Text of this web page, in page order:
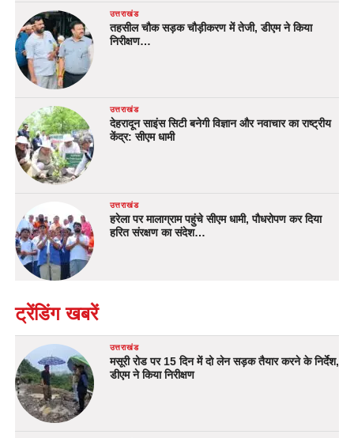
उत्तराखंड
तहसील चौक सड़क चौड़ीकरण में तेजी, डीएम ने किया
निरीक्षण…
उत्तराखंड
देहरादून साइंस सिटी बनेगी विज्ञान और नवाचार का राष्ट्रीय
केंद्र: सीएम धामी
उत्तराखंड
हरेला पर मालाग्राम पहुंचे सीएम धामी, पौधरोपण कर दिया
हरित संरक्षण का संदेश…
ट्रेंडिंग खबरें
उत्तराखंड
मसूरी रोड पर 15 दिन में दो लेन सड़क तैयार करने के निर्देश,
डीएम ने किया निरीक्षण